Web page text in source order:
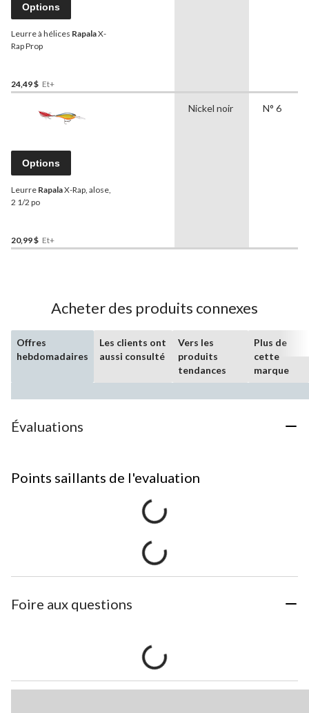
Options
Leurre à hélices RapalaX-
Rap Prop
24,49 $ Et+
Options
Leurre RapalaX-Rap, alose,
2 1/2 po
20,99 $ Et+
Nickel noir N° 6
Acheter des produits connexes
Offres
hebdomadaires
Les clients ont
aussi consulté
Vers les
produits
tendances
Plus de
cette
marque
Évaluations
Points saillants de l'evaluation
Foire aux questions